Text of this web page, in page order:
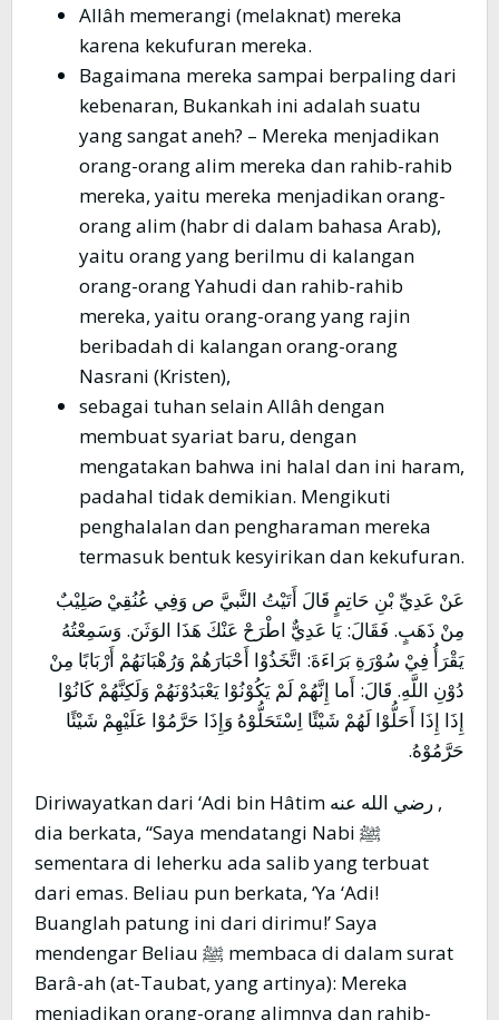
Allâh memerangi (melaknat) mereka
karena kekufuran mereka.
Bagaimana mereka sampai berpaling dari
kebenaran, Bukankah ini adalah suatu
yang sangat aneh? – Mereka menjadikan
orang-orang alim mereka dan rahib-rahib
mereka, yaitu mereka menjadikan orang-
orang alim (habr di dalam bahasa Arab),
yaitu orang yang berilmu di kalangan
orang-orang Yahudi dan rahib-rahib
mereka, yaitu orang-orang yang rajin
beribadah di kalangan orang-orang
Nasrani (Kristen),
sebagai tuhan selain Allâh dengan
membuat syariat baru, dengan
mengatakan bahwa ini halal dan ini haram,
padahal tidak demikian. Mengikuti
penghalalan dan pengharaman mereka
termasuk bentuk kesyirikan dan kekufuran.
عَنْ عَدِيِّ بْنِ حَاتِمٍ قَالَ أَتَيْتُ النَّبيَّ ص وَفِي عُنُقِيْ صَلِيْبٌ
مِنْ ذَهَبٍ. فَقَالَ: يَا عَدِيٌّ اطْرَحْ عَنْكَ هَذَا الوَثَنَ. وَسَمِعْتُهُ
يَقْرَأُ فِيْ سُوْرَةِ بَرَاءَةَ: اتَّخَذُوْا أَحْبَارَهُمْ وَرُهْبَانَهُمْ أَرْبَابًا مِنْ
دُوْنِ اللَّهِ. قَالَ: أَما إِنَّهُمْ لَمْ يَكُوْنُوْا يَعْبَدُوْنَهُمْ وَلَكِنَّهُمْ كَانُوْا
إِذَا إِذَا أَحَلُّوْا لَهُمْ شَيْئًا اِسْتَحَلُّوْهُ وَإِذَا حَرَّمُوْا عَلَيْهِمْ شَيْئًا
حَرَّمُوْهُ.
Diriwayatkan dari ‘Adi bin Hâtim رضي الله عنه ,
dia berkata, “Saya mendatangi Nabi ﷺ
sementara di leherku ada salib yang terbuat
dari emas. Beliau pun berkata, ‘Ya ‘Adi!
Buanglah patung ini dari dirimu!’ Saya
mendengar Beliau ﷺ membaca di dalam surat
Barâ-ah (at-Taubat, yang artinya): Mereka
menjadikan orang-orang alimnya dan rahib-